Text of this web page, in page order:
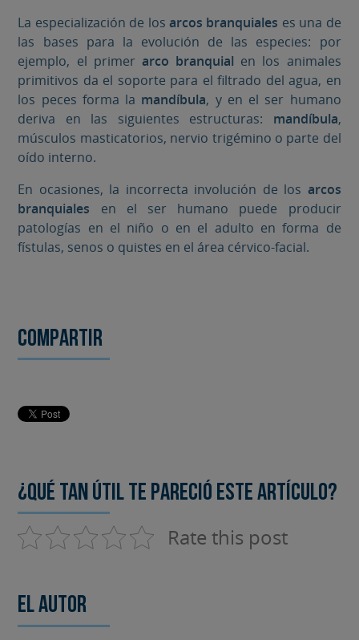
La especialización de los arcos branquiales es una de
las bases para la evolución de las especies: por
ejemplo, el primer arco branquial en los animales
primitivos da el soporte para el filtrado del agua, en
los peces forma la mandíbula, y en el ser humano
deriva en las siguientes estructuras: mandíbula,
músculos masticatorios, nervio trigémino o parte del
oído interno.
En ocasiones, la incorrecta involución de los arcos
branquiales en el ser humano puede producir
patologías en el niño o en el adulto en forma de
fístulas, senos o quistes en el área cérvico-facial.
Compartir
¿Qué tan útil te pareció este artículo?
Rate this post
El autor